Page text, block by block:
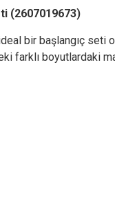
(2607019673)
bir başlangıç seti
farklı boyutlardaki